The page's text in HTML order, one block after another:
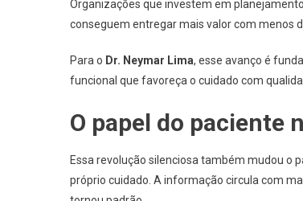
Organizações que investem em
conseguem entregar mais valor com menos
Para o Dr. Neymar Lima, esse avanço é
funcional que favoreça o cuidado com
O papel do paciente
Essa revolução silenciosa também mudou o
próprio cuidado. A informação circula com